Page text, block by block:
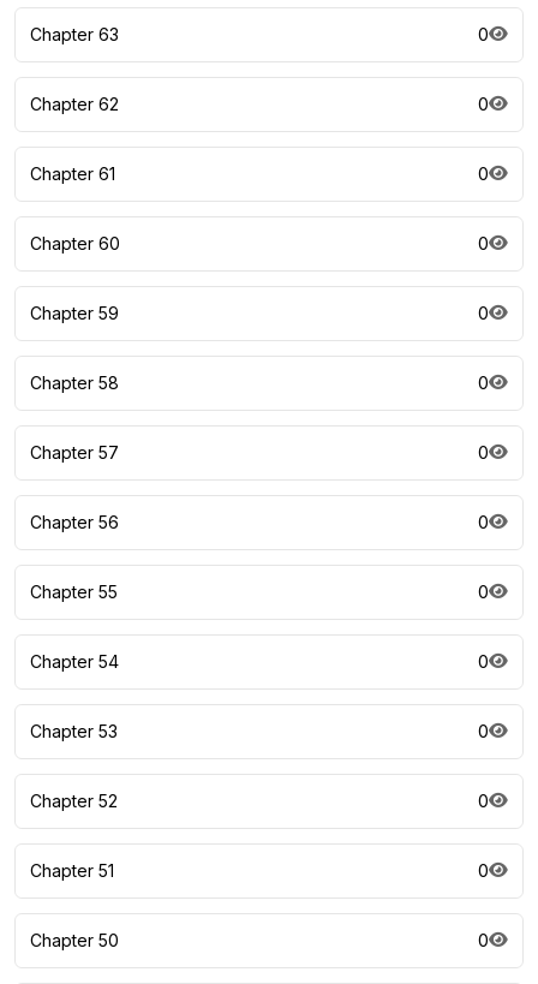
Chapter 63 0
Chapter 62 0
Chapter 61 0
Chapter 60 0
Chapter 59 0
Chapter 58 0
Chapter 57 0
Chapter 56 0
Chapter 55 0
Chapter 54 0
Chapter 53 0
Chapter 52 0
Chapter 51 0
Chapter 50 0